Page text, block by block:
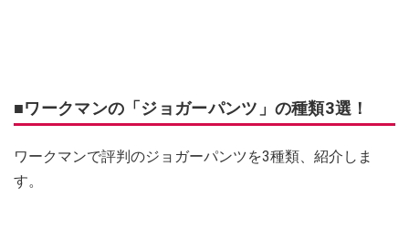
■ワークマンの「ジョガーパンツ」の種類3選！
ワークマンで評判のジョガーパンツを3種類、紹介しま
す。